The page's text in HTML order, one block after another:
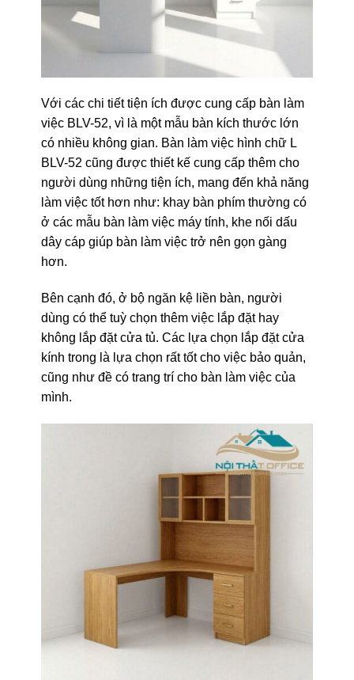
Với các chi tiết tiện ích được cung cấp bàn làm
việc BLV-52, vì là một mẫu bàn kích thước lớn
có nhiều không gian. Bàn làm việc hình chữ L
BLV-52 cũng được thiết kế cung cấp thêm cho
người dùng những tiện ích, mang đến khả năng
làm việc tốt hơn như: khay bàn phím thường có
ở các mẫu bàn làm việc máy tính, khe nối dấu
dây cáp giúp bàn làm việc trở nên gọn gàng
hơn.
Bên cạnh đó, ở bộ ngăn kệ liền bàn, người
dùng có thể tuỳ chọn thêm việc lắp đặt hay
không lắp đặt cửa tủ. Các lựa chọn lắp đặt cửa
kính trong là lựa chọn rất tốt cho việc bảo quản,
cũng như đề có trang trí cho bàn làm việc của
mình.